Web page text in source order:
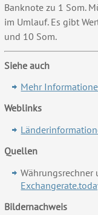
Banknote zu 1 Som.
im Umlauf. Es gibt
und 10 Som.
Siehe auch
Mehr
Weblinks
Quellen
Bildernachweis